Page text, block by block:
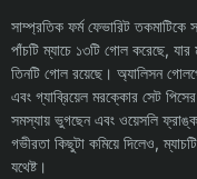
সাম্প্রতিক ফর্ম ফেভারিট তকমাটিকে
পাঁচটি ম্যাচে ১৩টি গোল করেছে, যার
তিনটি গোল রয়েছে। অ্যালিসন
এবং গ্যাব্রিয়েল মরক্কোর সেট
সমস্যায় ভুগছেন এবং ওয়েসলি
গভীরতা কিছুটা কমিয়ে দিলেও,
যথেষ্ট।